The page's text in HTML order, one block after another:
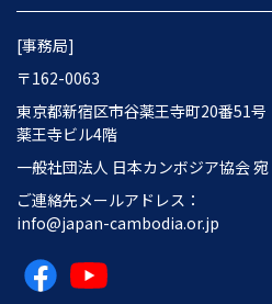
[事務局]
〒162-0063
東京都新宿区市谷薬王寺町20番51号
薬王寺ビル4階
一般社団法人 日本カンボジア協会 宛
ご連絡先メールアドレス：
info@japan-cambodia.or.jp